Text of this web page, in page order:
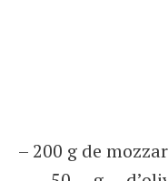
– 200 g de